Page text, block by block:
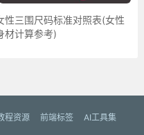
性三围尺码标准对照表(女性
材计算参考)
程资源 前端标签
AI工具集